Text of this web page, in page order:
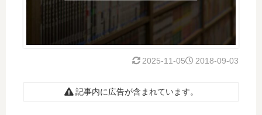
2018-09-03
2025-11-05
記事内に広告が含まれています。